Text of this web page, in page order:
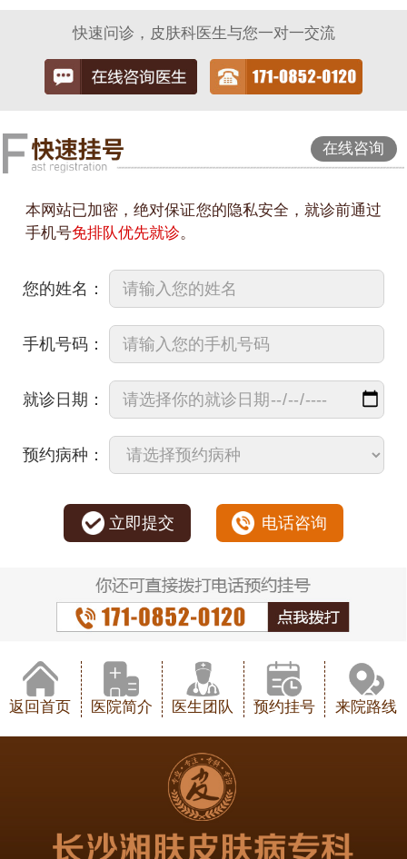
快速问诊，皮肤科医生与您一对一交流
在线咨询
本网站已加密，绝对保证您的隐私安全，就诊前通过
手机号免排队优先就诊。
您的姓名：
手机号码：
就诊日期：
预约病种：
立即提交 电话咨询
返回首页 医院简介 医生团队 预约挂号 来院路线